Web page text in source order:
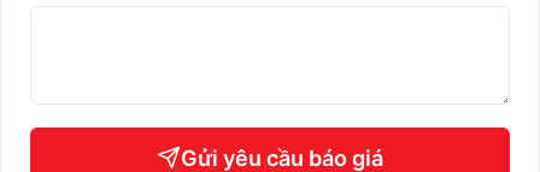
Gửi yêu cầu báo giá